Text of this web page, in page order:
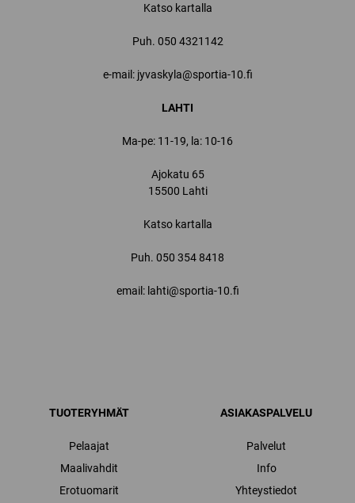
Katso kartalla
Puh. 050 4321142
e-mail: jyvaskyla@sportia-10.fi
LAHTI
Ma-pe: 11-19, la: 10-16
Ajokatu 65
15500 Lahti
Katso kartalla
Puh. 050 354 8418
email: lahti@sportia-10.fi
TUOTERYHMÄT
Pelaajat
Maalivahdit
Erotuomarit
ASIAKASPALVELU
Palvelut
Info
Yhteystiedot